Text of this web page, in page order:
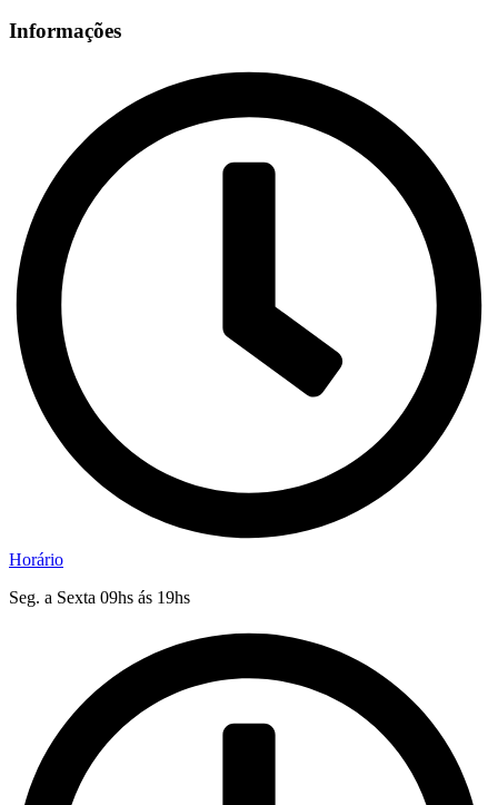
Informações
Horário
Seg. a Sexta 09hs ás 19hs